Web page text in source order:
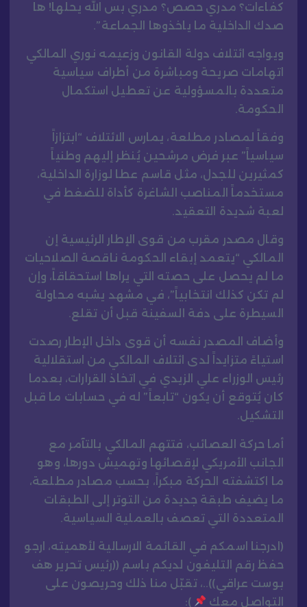
كفاءات؟ مدري حصص؟ مدري بس الله يحلها! ها
صدك الداخلية ما ياخذوها الجماعة”.
ويواجه ائتلاف دولة القانون وزعيمه نوري المالكي
اتهامات صريحة ومباشرة من أطراف سياسية
متعددة بالمسؤولية عن تعطيل استكمال
الحكومة.
وفقاً لمصادر مطلعة، يمارس الائتلاف “ابتزازاً
سياسياً” عبر فرض مرشحين يُنظر إليهم وطنياً
كمثيرين للجدل، مثل قاسم عطا لوزارة الداخلية،
مستخدماً المناصب الشاغرة كأداة للضغط في
لعبة شديدة التعقيد.
وقال مصدر مقرب من قوى الإطار الرئيسية إن
المالكي “يتعمد إبقاء الحكومة ناقصة الصلاحيات
ما لم يحصل على حصته التي يراها استحقاقاً، وإن
لم تكن كذلك انتخابياً”، في مشهد يشبه محاولة
السيطرة على دفة السفينة قبل أن تقلع.
وأضاف المصدر نفسه أن قوى داخل الإطار رصدت
استياءً متزايداً لدى ائتلاف المالكي من استقلالية
رئيس الوزراء علي الزيدي في اتخاذ القرارات، بعدما
كان يُتوقع أن يكون “تابعاً” له في حسابات ما قبل
التشكيل.
أما حركة العصائب، فتتهم المالكي بالتآمر مع
الجانب الأمريكي لإقصائها وتهميش دورها، وهو
ما اكتشفته الحركة مبكراً، بحسب مصادر مطلعة،
ما يضيف طبقة جديدة من التوتر إلى الطبقات
المتعددة التي تعصف بالعملية السياسية.
(ادرجنا اسمكم في القائمة الارسالية لأهميته، ارجو
حفظ رقم التليفون لديكم باسم ((رئيس تحرير هف
بوست عراقي))..، تقبّل منا ذلك وحريصون على
التواصل معك
):